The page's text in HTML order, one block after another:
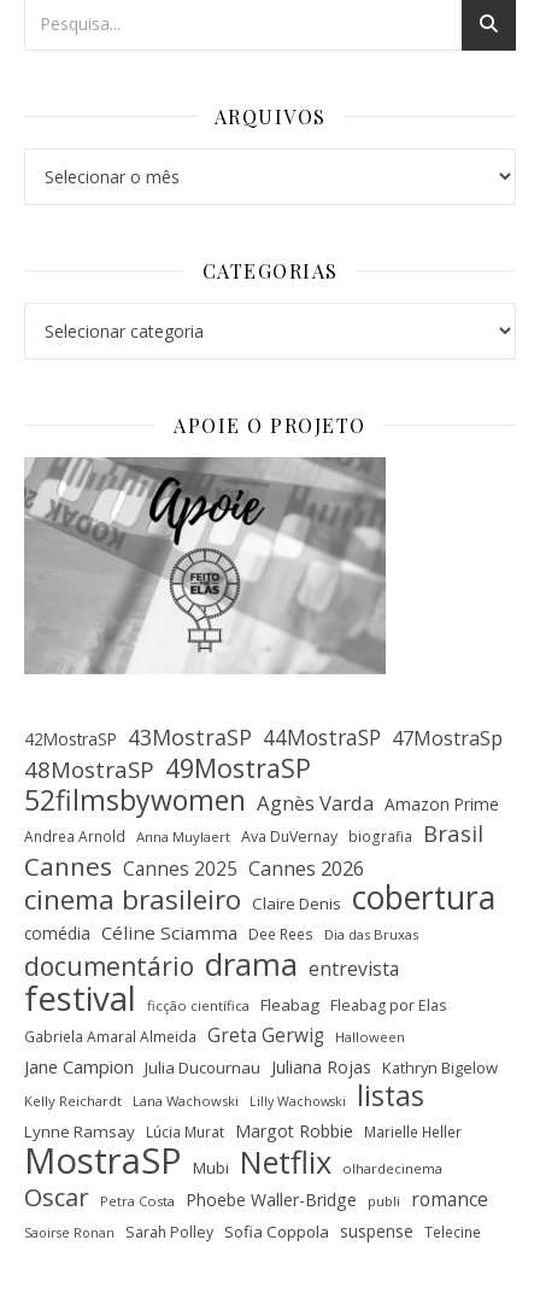
ARQUIVOS
CATEGORIAS
APOIE O PROJETO
42MostraSP 43MostraSP 44MostraSP 47MostraSp
48MostraSP 49MostraSP
52filmsbywomen Agnès Varda Amazon Prime
Andrea Arnold Anna Muylaert Ava DuVernay biografia Brasil
Cannes Cannes 2025 Cannes 2026
cinema brasileiro Claire Denis cobertura
comédia Céline Sciamma Dee Rees Dia das Bruxas
documentário drama entrevista
festival ficção científica Fleabag Fleabag por Elas
Gabriela Amaral Almeida Greta Gerwig Halloween
Jane Campion Julia Ducournau Juliana Rojas Kathryn Bigelow
Kelly Reichardt Lana Wachowski Lilly Wachowski listas
Lynne Ramsay Lúcia Murat Margot Robbie Marielle Heller
MostraSP Mubi Netflix olhardecinema
Oscar Petra Costa Phoebe Waller-Bridge publi romance
Saoirse Ronan Sarah Polley Sofia Coppola suspense Telecine